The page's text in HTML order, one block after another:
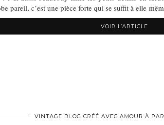
pareil, c’est une pièce forte qui se suffit à elle-
VOIR L’ARTICLE
VINTAGE BLOG CRÉÉ AVEC AMOUR À